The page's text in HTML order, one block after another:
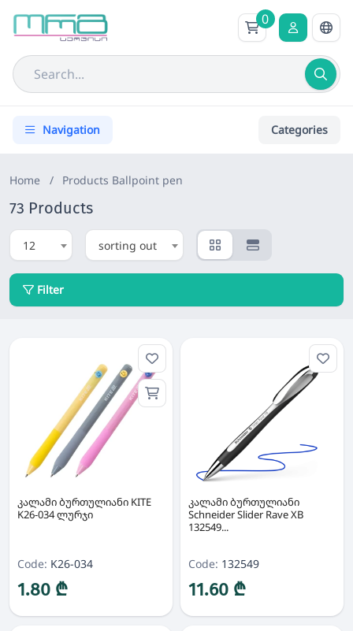
0
Navigation Categories
Home / Products Ballpoint pen
73 Products
12 sorting out
Filter
კალამი ბურთულიანი KITE
K26-034 ლურჯი
Code: K26-034
1.80 ₾
კალამი ბურთულიანი
Schneider Slider Rave XB
132549...
Code: 132549
11.60 ₾